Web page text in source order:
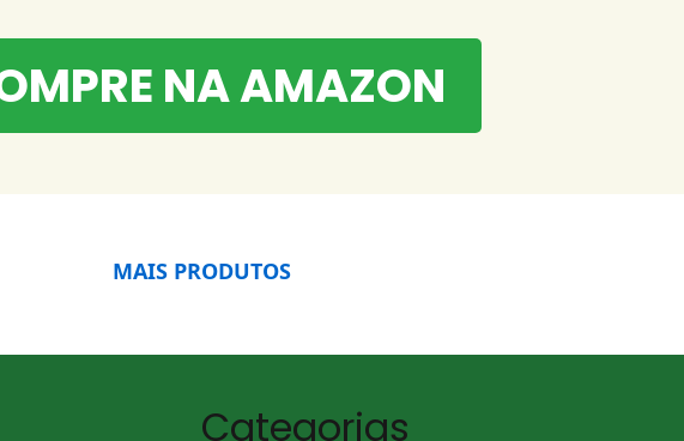
NA AMAZON
MAIS PRODUTOS
Categorias